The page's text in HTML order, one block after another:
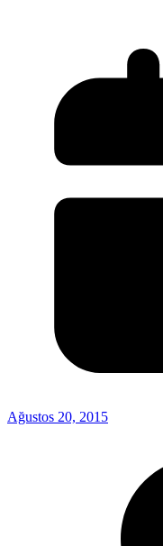
Ağustos 20, 2015